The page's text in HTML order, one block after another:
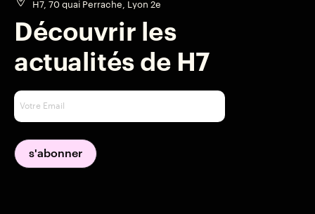
H7, 70 quai Perrache, Lyon 2e
Découvrir les
actualités de H7